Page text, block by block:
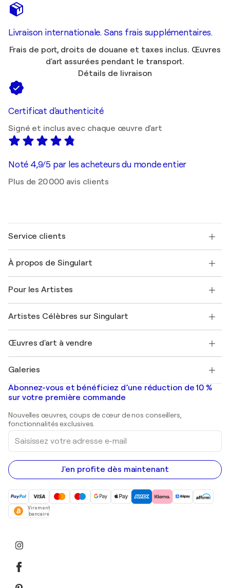
Livraison internationale. Sans frais supplémentaires.
Frais de port, droits de douane et taxes inclus. Œuvres
d'art assurées pendant le transport.
Détails de livraison
Certificat d'authenticité
Signé et inclus avec chaque œuvre d'art
Noté 4,9/5 par les acheteurs du monde entier
Plus de 20 000 avis clients
Service clients
Expédition
Offrir une carte cadeau
Rejoignez notre programme commercial
Mon compte
+33 1 76 44 06 42
À propos de Singulart
FAQ
Magazine Singulart
Emplois
Découvrez une sélection d'art original
Pour les Artistes
Se connecter en tant qu'Artiste
Artistes Célèbres sur Singulart
Marc Chagall
Banksy
Mr. Brainwash
Shepard Fairey
Œuvres d'art à vendre
Tableaux abstraits à vendre
Peintures de paysage
Estampes
Peintures acryliques
Galeries
Galeries d'art en France
Galeries d'art en Belgique
Abonnez-vous et bénéficiez d’une réduction de 10 %
sur votre première commande
Nouvelles œuvres, coups de cœur de nos conseillers,
fonctionnalités exclusives.
Saisissez
votre
adresse
e-
mail
J'en profite dès maintenant
Virement
bancaire